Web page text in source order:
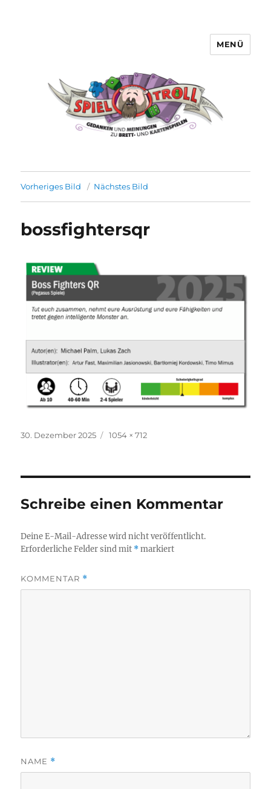
MENÜ
Vorheriges Bild Nächstes Bild
bossfightersqr
Veröffentlicht
30. Dezember 2025 Originalgröße
1054 × 712
Schreibe einen Kommentar
Deine E-Mail-Adresse wird nicht veröffentlicht.
Erforderliche Felder sind mit *markiert
KOMMENTAR *
NAME *